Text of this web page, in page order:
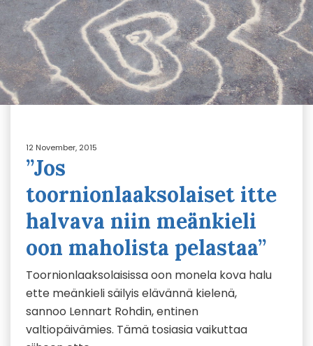
12 November, 2015
”Jos
toornionlaaksolaiset itte
halvava niin meänkieli
oon maholista pelastaa”
Toornionlaaksolaisissa oon monela kova halu
ette meänkieli säilyis elävännä kielenä,
sannoo Lennart Rohdin, entinen
valtiopäivämies. Tämä tosiasia vaikuttaa